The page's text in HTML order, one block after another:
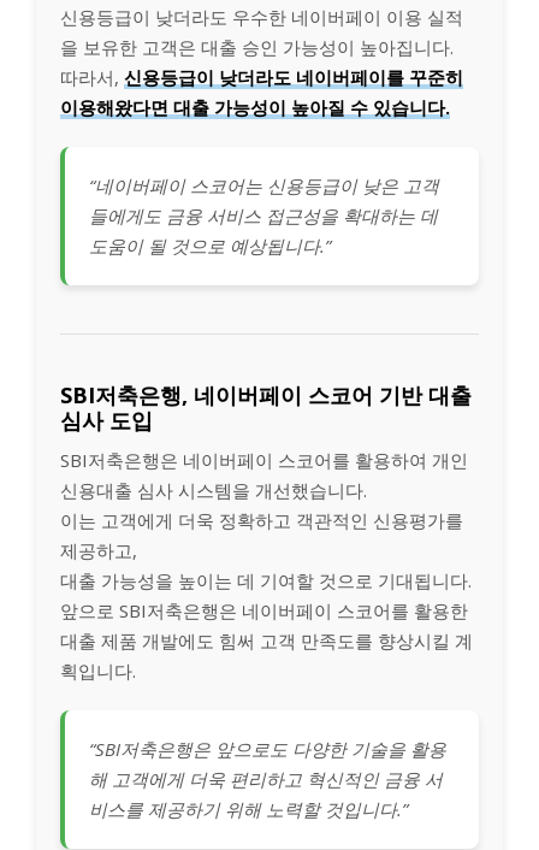
신용등급이 낮더라도 우수한 네이버페이 이용 실적
을 보유한 고객은 대출 승인 가능성이 높아집니다.
따라서, 신용등급이 낮더라도 네이버페이를 꾸준히
이용해왔다면 대출 가능성이 높아질 수 있습니다.
“네이버페이 스코어는 신용등급이 낮은 고객
들에게도 금융 서비스 접근성을 확대하는 데
도움이 될 것으로 예상됩니다.”
SBI저축은행, 네이버페이 스코어 기반 대출
심사 도입
SBI저축은행은 네이버페이 스코어를 활용하여 개인
신용대출 심사 시스템을 개선했습니다.
이는 고객에게 더욱 정확하고 객관적인 신용평가를
제공하고,
대출 가능성을 높이는 데 기여할 것으로 기대됩니다.
앞으로 SBI저축은행은 네이버페이 스코어를 활용한
대출 제품 개발에도 힘써 고객 만족도를 향상시킬 계
획입니다.
“SBI저축은행은 앞으로도 다양한 기술을 활용
해 고객에게 더욱 편리하고 혁신적인 금융 서
비스를 제공하기 위해 노력할 것입니다.”